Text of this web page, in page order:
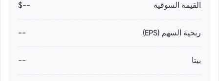
القيمة السوقية --$
ربحية السهم (EPS) --
بيتا --